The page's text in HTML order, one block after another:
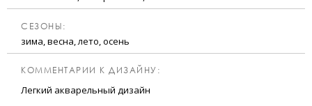
CЕЗОНЫ:
зима, весна, лето, осень
КОММЕНТАРИИ К ДИЗАЙНУ:
Легкий акварельный дизайн